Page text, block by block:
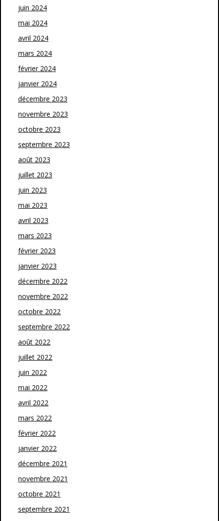
juin 2024
mai 2024
avril 2024
mars 2024
février 2024
janvier 2024
décembre 2023
novembre 2023
octobre 2023
septembre 2023
août 2023
juillet 2023
juin 2023
mai 2023
avril 2023
mars 2023
février 2023
janvier 2023
décembre 2022
novembre 2022
octobre 2022
septembre 2022
août 2022
juillet 2022
juin 2022
mai 2022
avril 2022
mars 2022
février 2022
janvier 2022
décembre 2021
novembre 2021
octobre 2021
septembre 2021